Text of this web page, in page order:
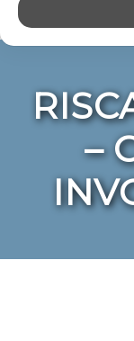
Impianti e
Impianti di
–